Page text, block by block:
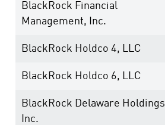
BlackRock Financial
Management, Inc.
BlackRock Holdco 4, LLC
BlackRock Holdco 6, LLC
BlackRock Delaware Holdings
Inc.